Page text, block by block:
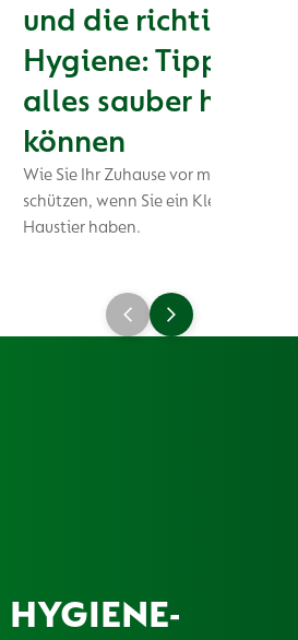
und die richtige
Hygiene: Tipps,
alles sauber halten
können
Wie Sie Ihr Zuhause vor möglichen
schützen, wenn Sie ein Kleinkind
Haustier haben.
HYGIENE-